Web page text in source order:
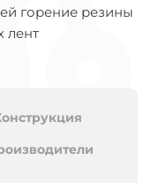
горение резины
лент